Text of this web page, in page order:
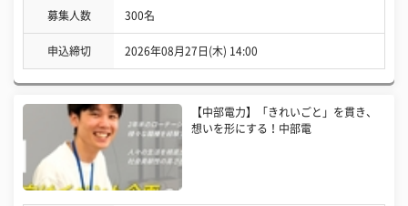
募集人数 300名
申込締切 2026年08月27日(木) 14:00
【中部電力】「きれいごと」を貫き、
想いを形にする！中部電